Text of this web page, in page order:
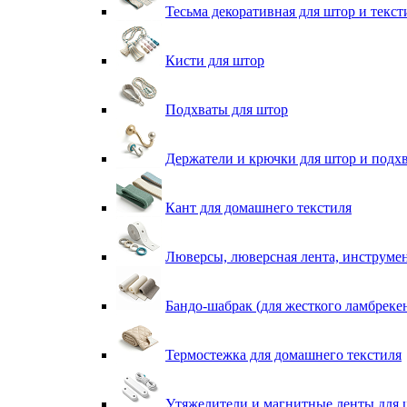
Тесьма декоративная для штор и
Кисти для штор
Подхваты для штор
Держатели и крючки для штор и
Кант для домашнего текстиля
Люверсы, люверсная лента,
Бандо-шабрак (для жесткого
Термостежка для домашнего текстиля
Утяжелители и магнитные ленты для